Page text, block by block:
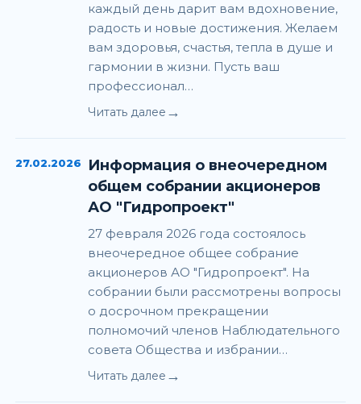
каждый день дарит вам вдохновение,
радость и новые достижения. Желаем
вам здоровья, счастья, тепла в душе и
гармонии в жизни. Пусть ваш
профессионал…
Читать далее →
27.02.2026
Информация о внеочередном
общем собрании акционеров
АО "Гидропроект"
27 февраля 2026 года состоялось
внеочередное общее собрание
акционеров АО "Гидропроект". На
собрании были рассмотрены вопросы
о досрочном прекращении
полномочий членов Наблюдательного
совета Общества и избрании…
Читать далее →